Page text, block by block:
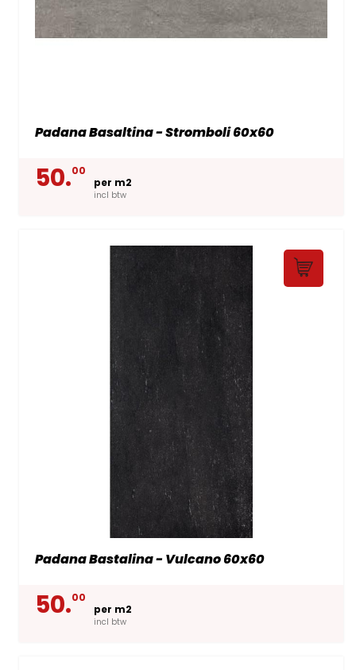
Padana Basaltina - Stromboli 60x60
50.00
per m2
incl btw
Padana Bastalina - Vulcano 60x60
50.00
per m2
incl btw